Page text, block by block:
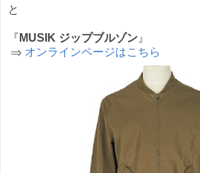
と
『 MUSIK ジップブルゾン 』
⇒ オンラインページはこちら